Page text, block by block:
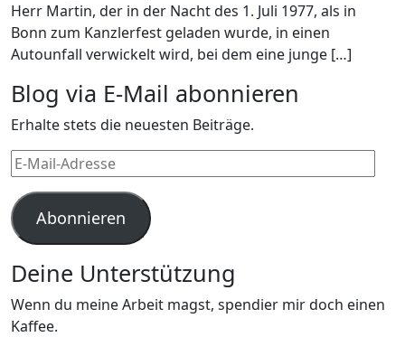
Herr Martin, der in der Nacht des 1. Juli 1977, als in
Bonn zum Kanzlerfest geladen wurde, in einen
Autounfall verwickelt wird, bei dem eine junge […]
Blog via E-Mail abonnieren
Erhalte stets die neuesten Beiträge.
E-
Mail-
Adresse
Abonnieren
Deine Unterstützung
Wenn du meine Arbeit magst, spendier mir doch einen
Kaffee.